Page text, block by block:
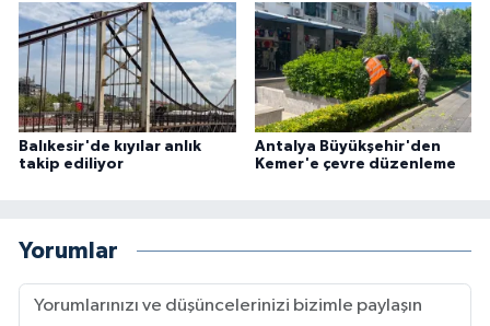
Balıkesir'de kıyılar anlık
takip ediliyor
Antalya Büyükşehir'den
Kemer'e çevre düzenleme
Yorumlar